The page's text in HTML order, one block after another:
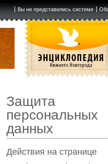
Вы не представились системе
Защита
персональных
данных
Действия на странице